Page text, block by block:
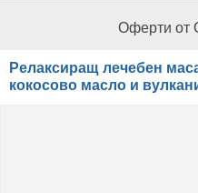
Оферти от
Релаксиращ лечебен
кокосово масло и